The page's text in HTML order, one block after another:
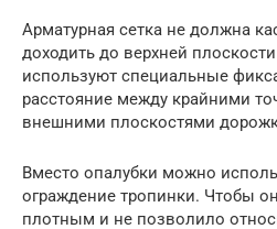
Арматурная сетка не должна
доходить до верхней
используют специальные
расстояние между крайними
внешними плоскостями
Вместо опалубки можно
ограждение тропинки. Чтобы
плотным и не позволило